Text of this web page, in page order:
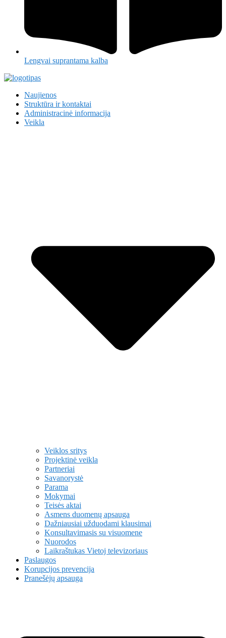
Lengvai suprantama kalba
Naujienos
Struktūra ir kontaktai
Administracinė informacija
Veikla
Veiklos sritys
Projektinė veikla
Partneriai
Savanorystė
Parama
Mokymai
Teisės aktai
Asmens duomenų apsauga
Dažniausiai užduodami klausimai
Konsultavimasis su visuomene
Nuorodos
Laikraštukas Vietoj televizoriaus
Paslaugos
Korupcijos prevencija
Pranešėjų apsauga